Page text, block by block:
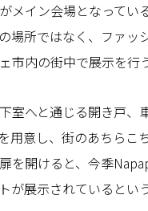
メイン会場となってい
場所ではなく、ファッ
市内の街中で展示を行
室へと通じる開き戸、
用意し、街のあちらこ
を開けると、今季
が展示されているとい